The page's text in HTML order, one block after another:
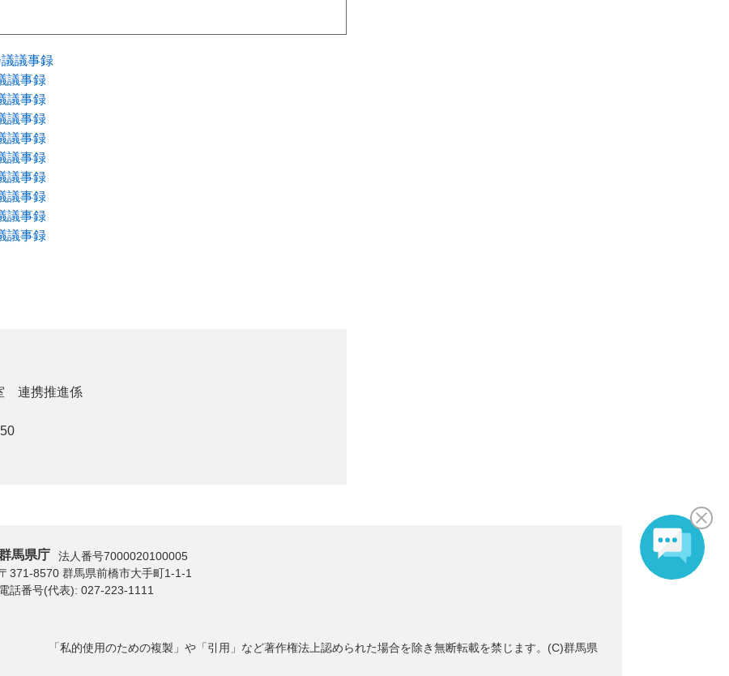
議事録
議事録
議事録
議事録
議事録
議事録
議事録
議事録
議事録
議事録
連携推進係
馬県庁
法人番号7000020100005
〒371-8570 群馬県前橋市大手町1-1-1
電話番号(代表): 027-223-1111
「私的使用のための複製」や「引用」など著作権法上認められた場合を除き無断転載を禁じます。(C)群馬県